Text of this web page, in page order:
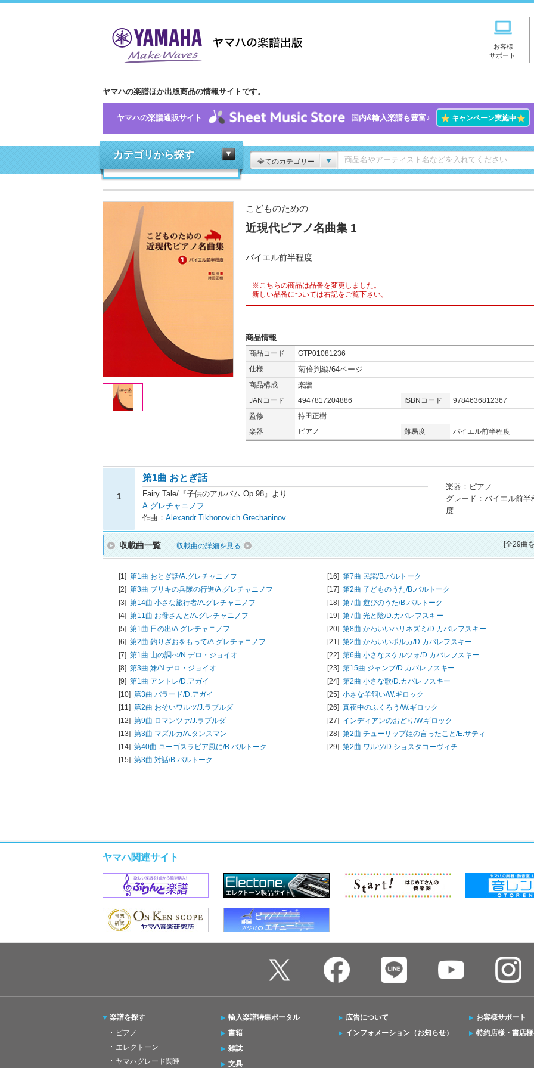
お客様
サポート
ヤマハの楽譜ほか出版商品の情報サイトです。
ヤマハの楽譜通販サイト 国内&輸入楽譜も豊富♪ ★キャンペーン実施中★
カテゴリから探す
全てのカテゴリー
こどものための
近現代ピアノ名曲集 1
バイエル前半程度
※こちらの商品は品番を変更しました。
新しい品番については右記をご覧下さい。
商品情報
商品コード
GTP01081236
仕様
菊倍判縦/64ページ
商品構成
楽譜
JANコード
4947817204886 ISBNコード
9784636812367
監修
持田正樹
楽器
ピアノ 難易度 バイエル前半程度
1
第1曲 おとぎ話
Fairy Tale/『子供のアルバム Op.98』より
A.グレチャニノフ
作曲： Alexandr Tikhonovich Grechaninov
楽器：ピアノ
グレード：バイエル前半
度
収載曲一覧 収載曲の詳細を見る [全29曲
[1] 第1曲 おとぎ話/A.グレチャニノフ
[2] 第3曲 ブリキの兵隊の行進/A.グレチャニノフ
[3] 第14曲 小さな旅行者/A.グレチャニノフ
[4] 第11曲 お母さんと/A.グレチャニノフ
[5] 第1曲 日の出/A.グレチャニノフ
[6] 第2曲 釣りざおをもって/A.グレチャニノフ
[7] 第1曲 山の調べ/N.デロ・ジョイオ
[8] 第3曲 妹/N.デロ・ジョイオ
[9] 第1曲 アントレ/D.アガイ
[10] 第3曲 バラード/D.アガイ
[11] 第2曲 おそいワルツ/J.ラブルダ
[12] 第9曲 ロマンツァ/J.ラブルダ
[13] 第3曲 マズルカ/A.タンスマン
[14] 第40曲 ユーゴスラビア風に/B.バルトーク
[15] 第3曲 対話/B.バルトーク
[16] 第7曲 民謡/B.バルトーク
[17] 第2曲 子どものうた/B.バルトーク
[18] 第7曲 遊びのうた/B.バルトーク
[19] 第7曲 光と陰/D.カバレフスキー
[20] 第8曲 かわいいハリネズミ/D.カバレフスキー
[21] 第2曲 かわいいポルカ/D.カバレフスキー
[22] 第6曲 小さなスケルツォ/D.カバレフスキー
[23] 第15曲 ジャンプ/D.カバレフスキー
[24] 第2曲 小さな歌/D.カバレフスキー
[25] 小さな羊飼い/W.ギロック
[26] 真夜中のふくろう/W.ギロック
[27] インディアンのおどり/W.ギロック
[28] 第2曲 チューリップ姫の言ったこと/E.サティ
[29] 第2曲 ワルツ/D.ショスタコーヴィチ
ヤマハ関連サイト
楽譜を探す
ピアノ
エレクトーン
ヤマハグレード関連
輸入楽譜特集ポータル
書籍
雑誌
文具
広告について
インフォメーション（お知らせ）
お客様サポート
特約店様・書店